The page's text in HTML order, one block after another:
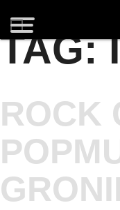
TAG:
ROCK